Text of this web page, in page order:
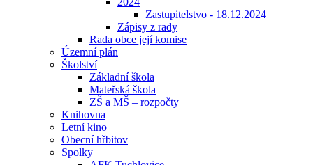
Zastupitelstvo - 18.12.2024
Zápisy z rady
Rada obce její komise
Územní plán
Školství
Základní škola
Mateřská škola
ZŠ a MŠ – rozpočty
Knihovna
Letní kino
Obecní hřbitov
Spolky